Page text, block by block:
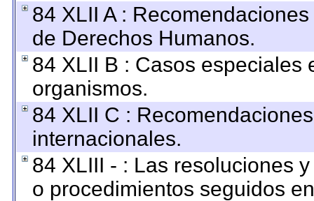
84 XLII A :
de Derechos Humanos.
84 XLII B : Casos especiales
organismos.
84 XLII C :
internacionales.
84 XLIII - : Las resoluciones
o procedimientos seguidos